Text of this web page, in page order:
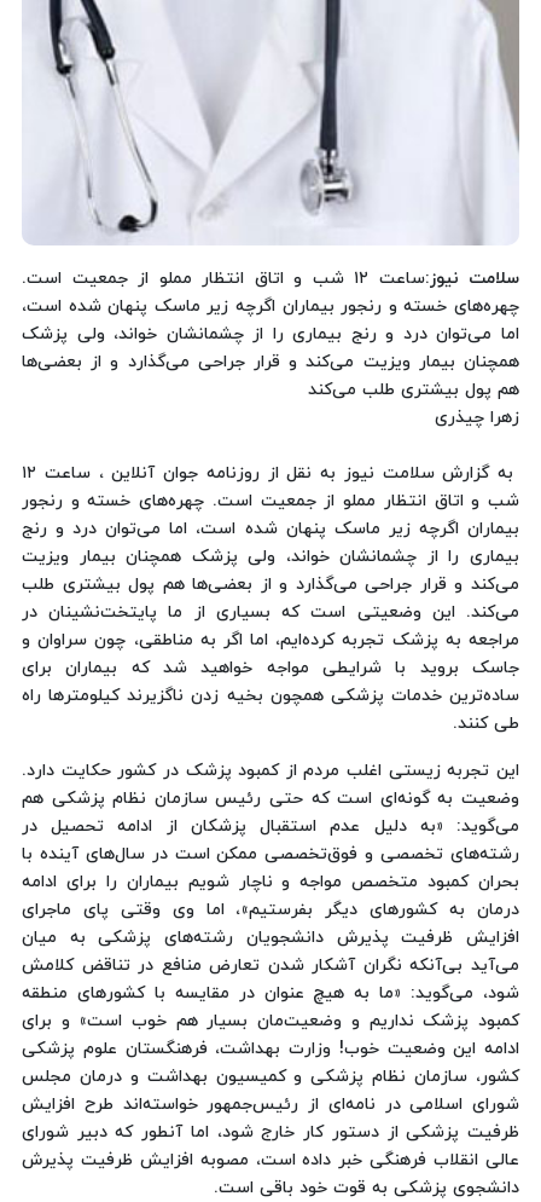
سلامت نیوز
:ساعت ۱۲ شب و اتاق انتظار مملو از جمعیت است.
چهره‌های خسته و رنجور بیماران اگرچه زیر ماسک پنهان شده است،
اما می‌توان درد و رنج بیماری را از چشمانشان خواند، ولی پزشک
همچنان بیمار ویزیت می‌کند و قرار جراحی می‌گذارد و از بعضی‌ها
هم پول بیشتری طلب می‌کند
زهرا چیذری
به گزارش سلامت نیوز به نقل از روزنامه جوان آنلاین ، ساعت ۱۲
شب و اتاق انتظار مملو از جمعیت است. چهره‌های خسته و رنجور
بیماران اگرچه زیر ماسک پنهان شده است، اما می‌توان درد و رنج
بیماری را از چشمانشان خواند، ولی پزشک همچنان بیمار ویزیت
می‌کند و قرار جراحی می‌گذارد و از بعضی‌ها هم پول بیشتری طلب
می‌کند. این وضعیتی است که بسیاری از ما پایتخت‌نشینان در
مراجعه به پزشک تجربه کرده‌ایم، اما اگر به مناطقی، چون سراوان و
جاسک بروید با شرایطی مواجه خواهید شد که بیماران برای
ساده‌ترین خدمات پزشکی همچون بخیه زدن ناگزیرند کیلومتر‌ها راه
طی کنند.
این تجربه زیستی اغلب مردم از کمبود پزشک در کشور حکایت دارد.
وضعیت به گونه‌ای است که حتی رئیس سازمان نظام پزشکی هم
می‌گوید: «به دلیل عدم استقبال پزشکان از ادامه تحصیل در
رشته‌های تخصصی و فوق‌تخصصی ممکن است در سال‌های آینده با
بحران کمبود متخصص مواجه و ناچار شویم بیماران را برای ادامه
درمان به کشور‌های دیگر بفرستیم»، اما وی وقتی پای ماجرای
افزایش ظرفیت پذیرش دانشجویان رشته‌های پزشکی به میان
می‌آید بی‌آنکه نگران آشکار شدن تعارض منافع در تناقض کلامش
شود، می‌گوید: «ما به هیچ عنوان در مقایسه با کشور‌های منطقه
کمبود پزشک نداریم و وضعیت‌مان بسیار هم خوب است» و برای
ادامه این وضعیت خوب! وزارت بهداشت، فرهنگستان علوم پزشکی
کشور، سازمان نظام پزشکی و کمیسیون بهداشت و درمان مجلس
شورای اسلامی در نامه‌ای از رئیس‌جمهور خواسته‌اند طرح افزایش
ظرفیت پزشکی از دستور کار خارج شود، اما آنطور که دبیر شورای
عالی انقلاب فرهنگی خبر داده است، مصوبه افزایش ظرفیت پذیرش
دانشجوی پزشکی به قوت خود باقی است.